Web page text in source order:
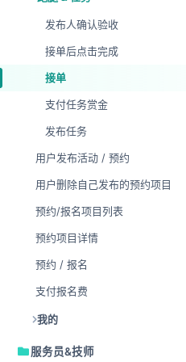
发布人确认验收
接单后点击完成
接单
支付任务赏金
发布任务
用户发布活动 / 预约
用户删除自己发布的预约项目
预约/报名项目列表
预约项目详情
预约 / 报名
支付报名费
我的
服务员&技师